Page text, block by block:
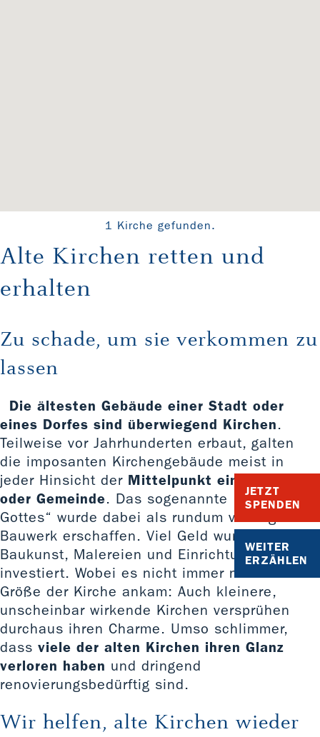
JETZT
SPENDEN
WEITER
ERZÄHLEN
1 Kirche gefunden.
Alte Kirchen retten und
erhalten
Zu schade, um sie verkommen zu
lassen
Die ältesten Gebäude einer Stadt oder
eines Dorfes sind überwiegend Kirchen.
Teilweise vor Jahrhunderten erbaut, galten
die imposanten Kirchengebäude meist in
jeder Hinsicht der Mittelpunkt eines Dorfes
oder Gemeinde. Das sogenannte „Haus
Gottes“ wurde dabei als rundum vorzeigbares
Bauwerk erschaffen. Viel Geld wurde in die
Baukunst, Malereien und Einrichtungen
investiert. Wobei es nicht immer nur auf die
Größe der Kirche ankam: Auch kleinere,
unscheinbar wirkende Kirchen versprühen
durchaus ihren Charme. Umso schlimmer,
dass viele der alten Kirchen ihren Glanz
verloren haben und dringend
renovierungsbedürftig sind.
Wir helfen, alte Kirchen wieder